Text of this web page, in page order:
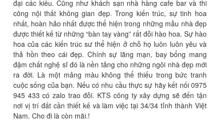
đại các kiểu. Cũng như khách sạn nhà hàng cafe bar và thi
công nội thất không gian đẹp. Trong kiến trúc, sự tinh hoa
nhất, hoàn hảo nhất được thể hiện trong những mẫu nhà đẹp
được thiết kế từ những “bàn tay vàng” rất đỗi hào hoa. Sự hào
hoa của các kiến trúc sư thể hiện ở chỗ họ luôn luôn yêu và
thả hồn theo cái đẹp. Chính sự lãng mạn, bay bổng mang
đậm chất nghệ sĩ đó là nền tảng cho những ngôi nhà đẹp mới
ra đời. Là một mảng màu không thể thiếu trong bức tranh
cuộc sống của bạn. Nếu có nhu cầu thực sự hãy kết nối 0975
945 433 có zalo trao đỗi. KTS công ty xây dựng sẽ đến tận
nơi vị trí đất cần thiết kế và làm việc tại 34/34 tỉnh thành Việt
Nam. Cho đi là còn mãi.!